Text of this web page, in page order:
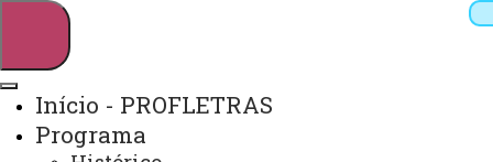
Início - PROFLETRAS
Programa